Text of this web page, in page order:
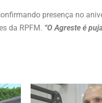
presença no
da RPFM. “O Agreste é